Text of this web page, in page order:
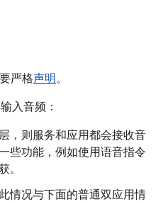
严格声明。
入音频：
，则服务和应用都会接收音
些功能，例如使用语音指令
。
情况与下面的普通双应用情